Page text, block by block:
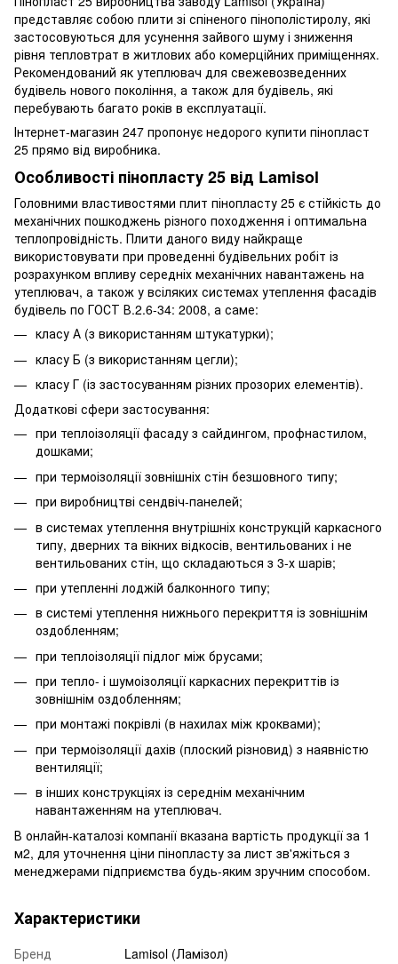
представляє собою плити зі спіненого пінополістиролу, які
застосовуються для усунення зайвого шуму і зниження
рівня тепловтрат в житлових або комерційних приміщеннях.
Рекомендований як утеплювач для свежевозведенних
будівель нового покоління, а також для будівель, які
перебувають багато років в експлуатації.
Інтернет-магазин 247 пропонує недорого купити пінопласт
25 прямо від виробника.
Особливості пінопласту 25 від Lamisol
Головними властивостями плит пінопласту 25 є стійкість до
механічних пошкоджень різного походження і оптимальна
теплопровідність. Плити даного виду найкраще
використовувати при проведенні будівельних робіт із
розрахунком впливу середніх механічних навантажень на
утеплювач, а також у всіляких системах утеплення фасадів
будівель по ГОСТ В.2.6-34: 2008, а саме:
класу А (з використанням штукатурки);
класу Б (з використанням цегли);
класу Г (із застосуванням різних прозорих елементів).
Додаткові сфери застосування:
при теплоізоляції фасаду з сайдингом, профнастилом,
дошками;
при термоізоляції зовнішніх стін безшовного типу;
при виробництві сендвіч-панелей;
в системах утеплення внутрішніх конструкцій каркасного
типу, дверних та вікних відкосів, вентильованих і не
вентильованих стін, що складаються з 3-х шарів;
при утепленні лоджій балконного типу;
в системі утеплення нижнього перекриття із зовнішнім
оздобленням;
при теплоізоляції підлог між брусами;
при тепло- і шумоізоляції каркасних перекриттів із
зовнішнім оздобленням;
при монтажі покрівлі (в нахилах між кроквами);
при термоізоляції дахів (плоский різновид) з наявністю
вентиляції;
в інших конструкціях із середнім механічним
навантаженням на утеплювач.
В онлайн-каталозі компанії вказана вартість продукції за 1
м2, для уточнення ціни пінопласту за лист зв'яжіться з
менеджерами підприємства будь-яким зручним способом.
Характеристики
Бренд
Lamisol (Ламізол)